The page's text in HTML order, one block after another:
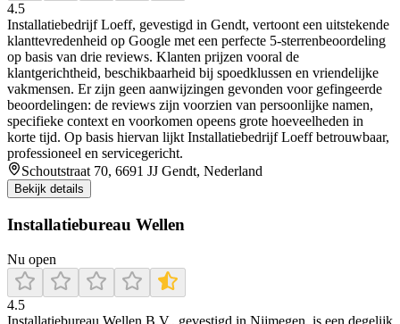
4.5
Installatiebedrijf Loeff, gevestigd in Gendt, vertoont een uitstekende
klanttevredenheid op Google met een perfecte 5‑sterrenbeoordeling
op basis van drie reviews. Klanten prijzen vooral de
klantgerichtheid, beschikbaarheid bij spoedklussen en vriendelijke
vakmensen. Er zijn geen aanwijzingen gevonden voor gefingeerde
beoordelingen: de reviews zijn voorzien van persoonlijke namen,
specifieke context en voorkomen opeens grote hoeveelheden in
korte tijd. Op basis hiervan lijkt Installatiebedrijf Loeff betrouwbaar,
professioneel en servicegericht.
Schoutstraat 70, 6691 JJ Gendt, Nederland
Bekijk details
Installatiebureau Wellen
Nu open
4.5
Installatiebureau Wellen B.V., gevestigd in Nijmegen, is een degelijk